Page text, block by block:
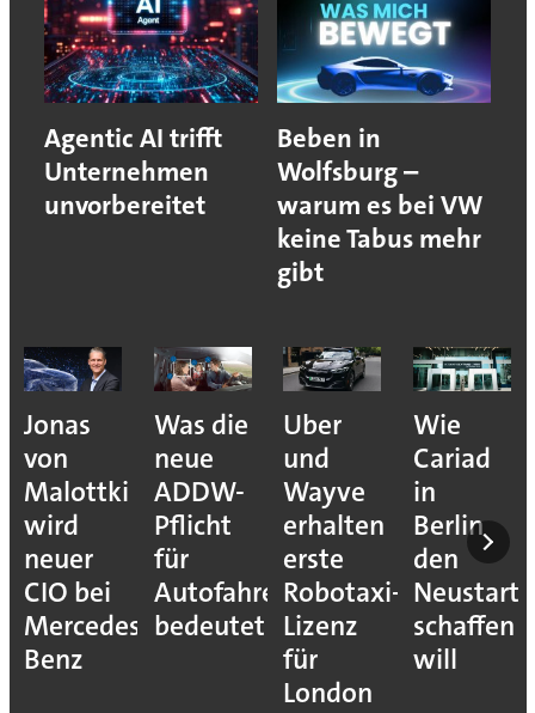
Agentic AI trifft
Unternehmen
unvorbereitet
Beben in
Wolfsburg –
warum es bei VW
keine Tabus mehr
gibt
Jonas
von
Malottki
wird
neuer
CIO bei
Mercedes-
Benz
Was die
neue
ADDW-
Pflicht
für
Autofahrer
bedeutet
Uber
und
Wayve
erhalten
erste
Robotaxi-
Lizenz
für
London
Wie
Cariad
in
Berlin
den
Neustart
schaffen
will